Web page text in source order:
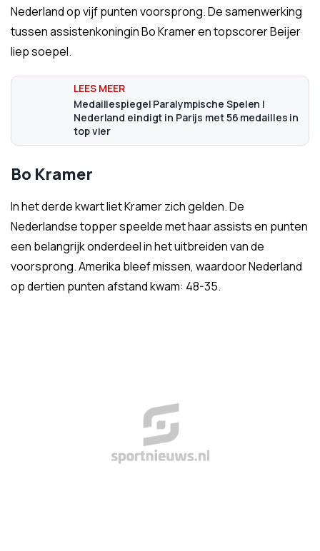
Nederland op vijf punten voorsprong. De samenwerking
tussen assistenkoningin Bo Kramer en topscorer Beijer
liep soepel.
Medaillespiegel Paralympische Spelen |
Nederland eindigt in Parijs met 56 medailles in
top vier
Bo Kramer
In het derde kwart liet Kramer zich gelden. De
Nederlandse topper speelde met haar assists en punten
een belangrijk onderdeel in het uitbreiden van de
voorsprong. Amerika bleef missen, waardoor Nederland
op dertien punten afstand kwam: 48-35.